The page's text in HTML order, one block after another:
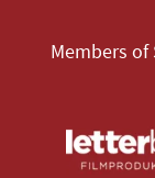
Members